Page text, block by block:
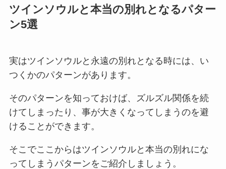
ツインソウルと本当の別れとなるパター
ン5選
実はツインソウルと永遠の別れとなる時には、い
つくかのパターンがあります。
そのパターンを知っておけば、ズルズル関係を続
けてしまったり、事が大きくなってしまうのを避
けることができます。
そこでここからはツインソウルと本当の別れにな
ってしまうパターンをご紹介しましょう。